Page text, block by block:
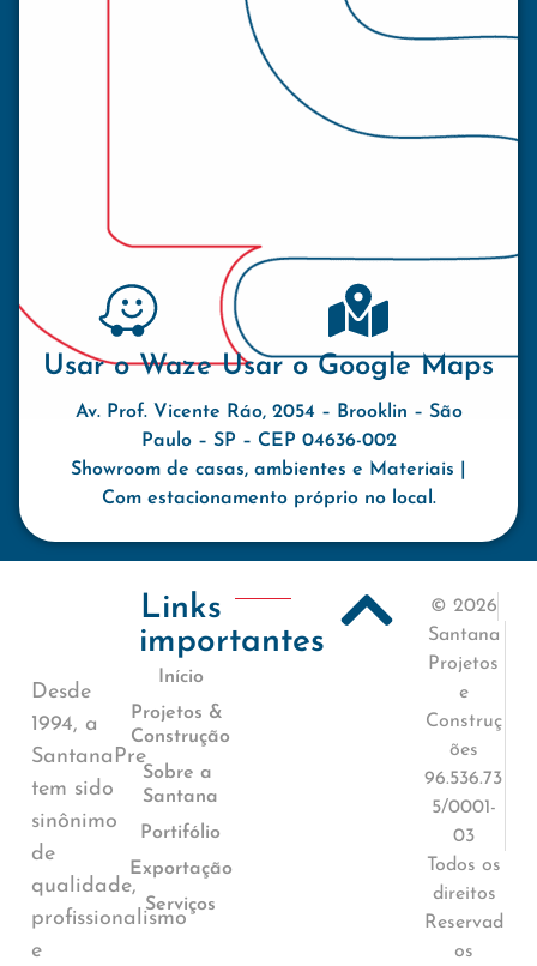
Usar o Waze Usar o Google Maps
Av. Prof. Vicente Ráo, 2054 – Brooklin – São
Paulo – SP – CEP 04636-002
Showroom de casas, ambientes e Materiais |
Com estacionamento próprio no local.
Desde
1994, a
SantanaPre
tem sido
sinônimo
de
qualidade,
profissionalismo
e
Links
importantes
Início
Projetos &
Construção
Sobre a
Santana
Portifólio
Exportação
Serviços
© 2026
Santana
Projetos
e
Construç
ões
96.536.73
5/0001-
03
Todos os
direitos
Reservad
os